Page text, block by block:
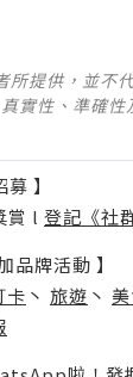
所提供，並不
實性、準確
】
賞 l 登記《社
品牌活動 】
卡 丶 旅遊 丶